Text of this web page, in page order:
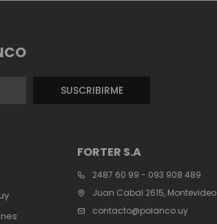
FORTER S.A
2487 60 99 - 093 908 489
Juan Cabal 2615, Montevideo
contacto@polanco.uy
SUSCRIBIRME